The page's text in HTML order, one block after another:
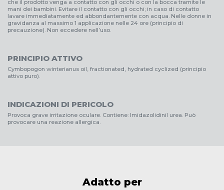
che il prodotto venga a contatto con gli occhi o con la bocca tramite le
mani dei bambini. Evitare il contatto con gli occhi; in caso di contatto
lavare immediatamente ed abbondantemente con acqua. Nelle donne in
gravidanza al massimo 1 applicazione nelle 24 ore (principio di
precauzione). Non eccedere nell’uso.
PRINCIPIO ATTIVO
Cymbopogon winterianus oil, fractionated, hydrated cyclized (principio
attivo puro).
INDICAZIONI DI PERICOLO
Provoca grave irritazione oculare. Contiene: Imidazolidinil urea. Può
provocare una reazione allergica.
Adatto per